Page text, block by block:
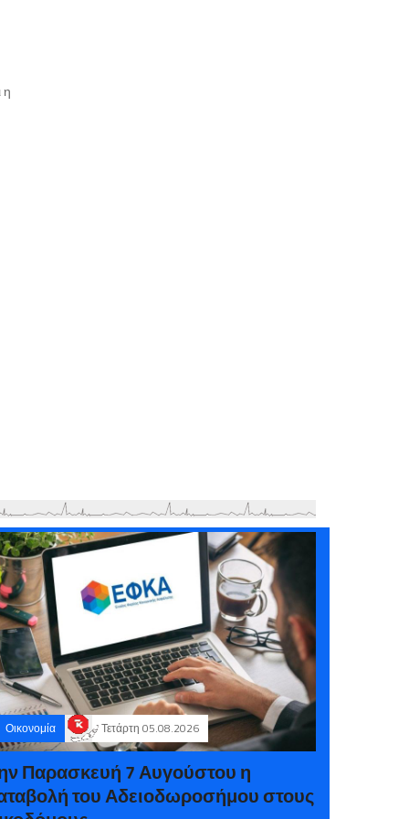
η
Οικονομία Τετάρτη 05.08.2026
Παρασκευή 7 Αυγούστου η
του Αδειοδωροσήμου στους